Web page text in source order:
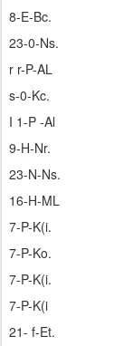
8-E-Bc.
23-0-Ns.
r r-P-AL
s-0-Kc.
I 1-P -Al
9-H-Nr.
23-N-Ns.
16-H-ML
7-P-K(i.
7-P-Ko.
7-P-K(i.
7-P-K(i
21- f-Et.